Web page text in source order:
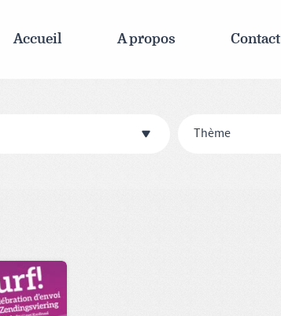
Accueil A propos Contact
Thème